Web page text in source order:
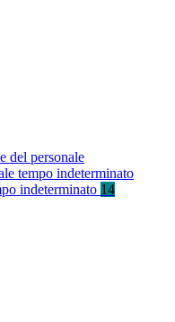
del personale
tempo indeterminato
indeterminato 14